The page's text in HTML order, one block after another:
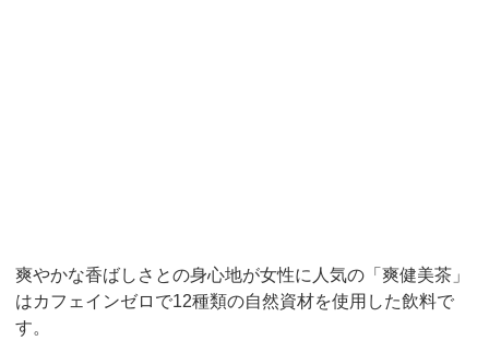
爽やかな香ばしさとの身心地が女性に人気の「爽健美茶」
はカフェインゼロで12種類の自然資材を使用した飲料で
す。